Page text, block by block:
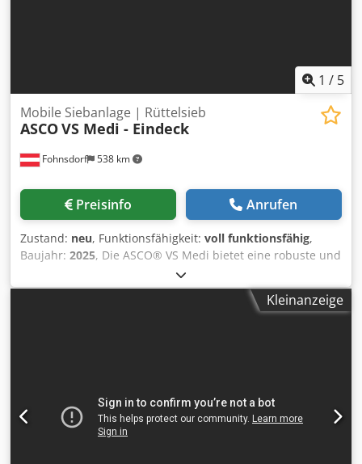
1 / 5
Fohnsdorf 538 km
Mobile Siebanlage | Rüttelsieb
ASCOVS Medi - Eindeck
Preisinfo Anrufen
Zustand: neu, Funktionsfähigkeit: voll funktionsfähig,
Baujahr: 2025, Die ASCO® VS Medi bietet eine robuste und
leistungsstarke Basis für vielfältige Siebaufgaben. Mit zwei
Vibrationsmotoren ist es besonders praktisch für
Recyclingbetriebe und Betriebe im Bau-, Agrar- und
Vibrationssieb erforderlich, wie es auf den Bildern
dargestellt ist). Auf Wunsch des Kunden ist es auch
möglich, die Gitter mit unterschiedlichen Maschenweite
Kleinanzeige